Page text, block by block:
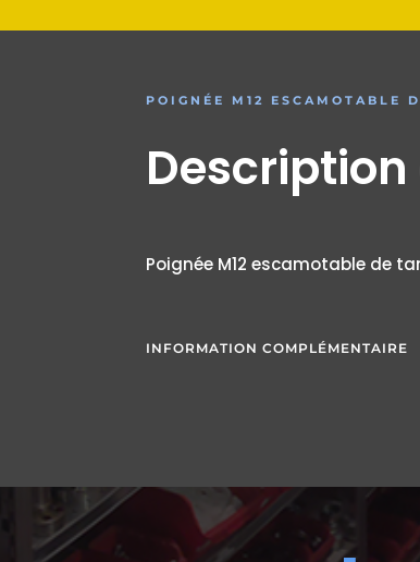
POIGNÉE M12 ESCAMOTABLE
Poignée M12 escamotable de
INFORMATION COMPLÉMENTAIRE